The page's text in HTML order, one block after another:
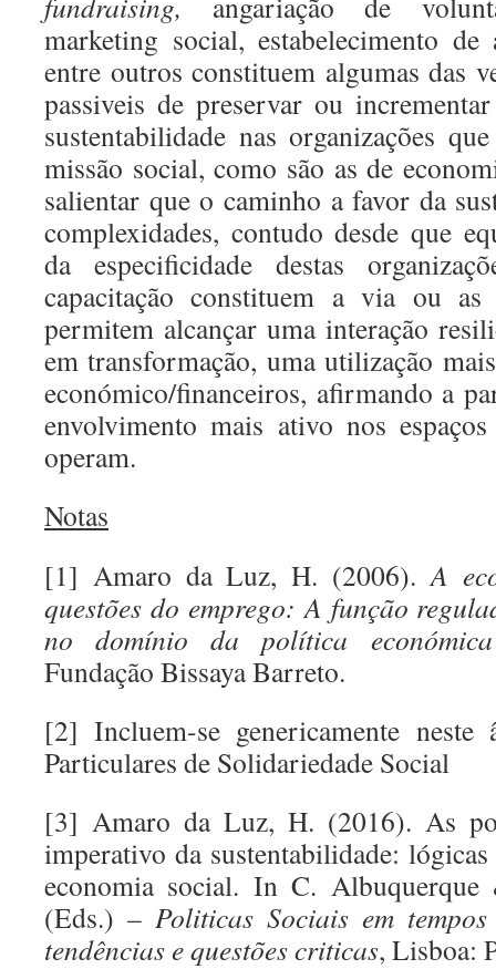
marketing social, estabelecimento de
entre outros constituem algumas das
passiveis de preservar ou
sustentabilidade nas organizações
missão social, como são as de
salientar que o caminho a favor da
complexidades, contudo desde que
da especificidade destas
capacitação constituem a via ou as
permitem alcançar uma interação
em transformação, uma utilização
económico/financeiros, afirmando a
envolvimento mais ativo nos
operam.
Notas
[1] Amaro da Luz, H. (2006).A
questões do emprego: A função
no domínio da política
Fundação Bissaya Barreto.
[2] Incluem-se genericamente neste
Particulares de Solidariedade Social
[3] Amaro da Luz, H. (2016). As
imperativo da sustentabilidade:
economia social. In C.
(Eds.) – Politicas Sociais em
tendências e questões criticas, Lisboa: